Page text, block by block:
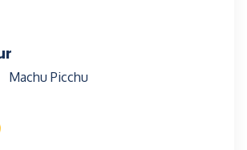
Machu Picchu